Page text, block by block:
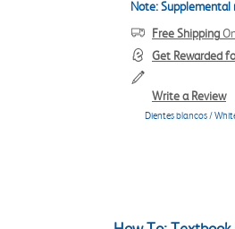
Note: Supplemental
Free Shipping
Get Rewarded
Write a Review
Dientes blancos /